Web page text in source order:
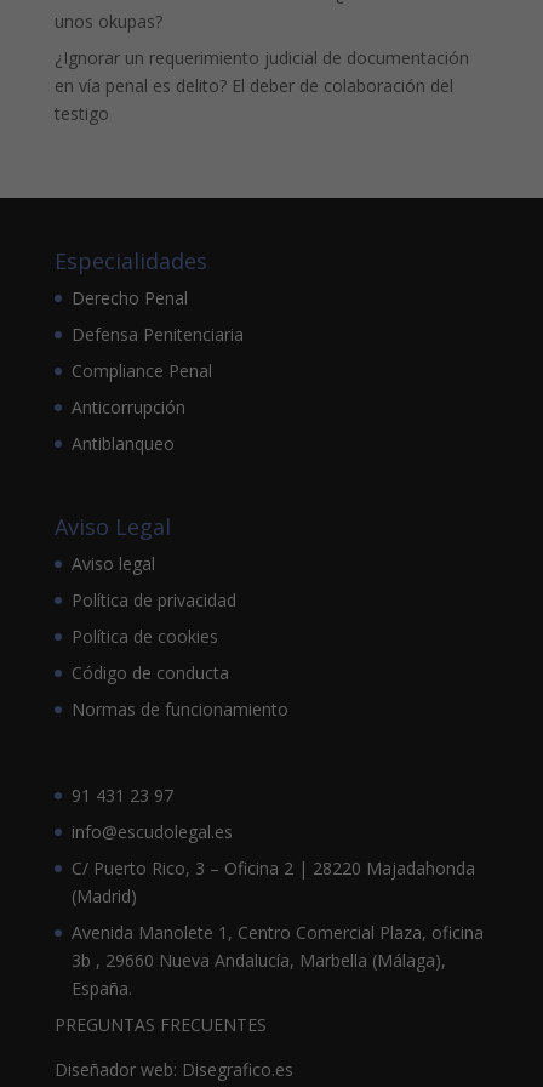
unos okupas?
¿Ignorar un requerimiento judicial de documentación
en vía penal es delito? El deber de colaboración del
testigo
Especialidades
Derecho Penal
Defensa Penitenciaria
Compliance Penal
Anticorrupción
Antiblanqueo
Aviso Legal
Aviso legal
Política de privacidad
Política de cookies
Código de conducta
Normas de funcionamiento
91 431 23 97
info@escudolegal.es
C/ Puerto Rico, 3 – Oficina 2 | 28220 Majadahonda
(Madrid)
Avenida Manolete 1, Centro Comercial Plaza, oficina
3b , 29660 Nueva Andalucía, Marbella (Málaga),
España.
PREGUNTAS FRECUENTES
Diseñador web: Disegrafico.es